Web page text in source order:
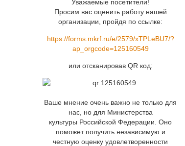
Уважаемые посетители!
Просим вас оценить работу нашей
организации, пройдя по ссылке:
https://forms.mkrf.ru/e/2579/xTPLeBU7/?
ap_orgcode=125160549
или отсканировав QR код:
Ваше мнение очень важно не только для
нас, но для Министерства
культуры Российской Федерации. Оно
поможет получить независимую и
честную оценку удовлетворенности